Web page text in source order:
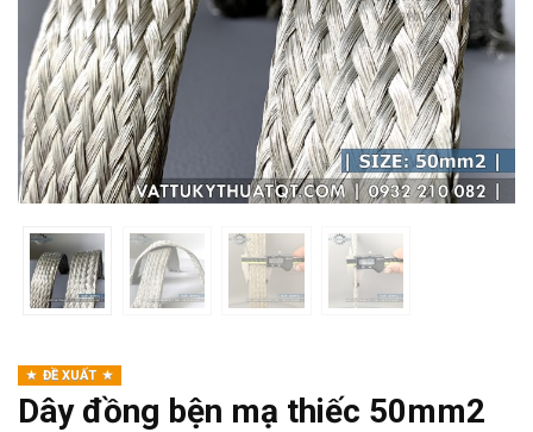
ĐỀ XUẤT
Dây đồng bện mạ thiếc 50mm2